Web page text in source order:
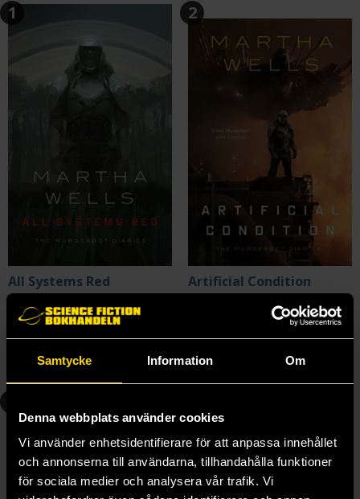
Samtycke Information Om
Denna webbplats använder cookies
Vi använder enhetsidentifierare för att anpassa innehållet
och annonserna till användarna, tillhandahålla funktioner
för sociala medier och analysera vår trafik. Vi
1
All Systems Red
Martha Wells
219 kr
Längre leveranstid
Beställ
2
Artificial Condition